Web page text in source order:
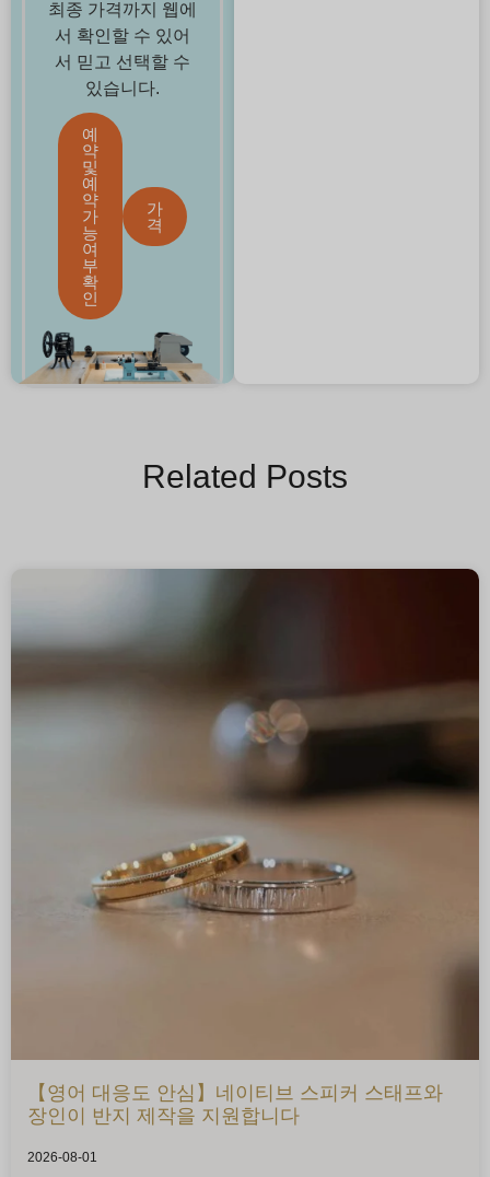
최종 가격까지 웹에
서 확인할 수 있어
서 믿고 선택할 수
있습니다.
예
약
및
예
약
가
능
여
부
확
인
가
격
Related Posts
【영어 대응도 안심】네이티브 스피커 스태프와
장인이 반지 제작을 지원합니다
2026-08-01